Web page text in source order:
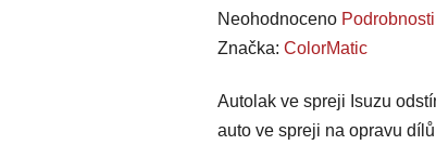
Průměrné
hodnocení
je
0,0
Neohodnoceno
Značka: ColorMatic
Autolak ve spreji Isuzu
auto ve spreji na opravu